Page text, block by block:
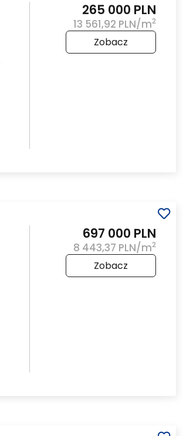
265 000 PLN
13 561,92 PLN/m2
Zobacz
697 000 PLN
8 443,37 PLN/m2
Zobacz